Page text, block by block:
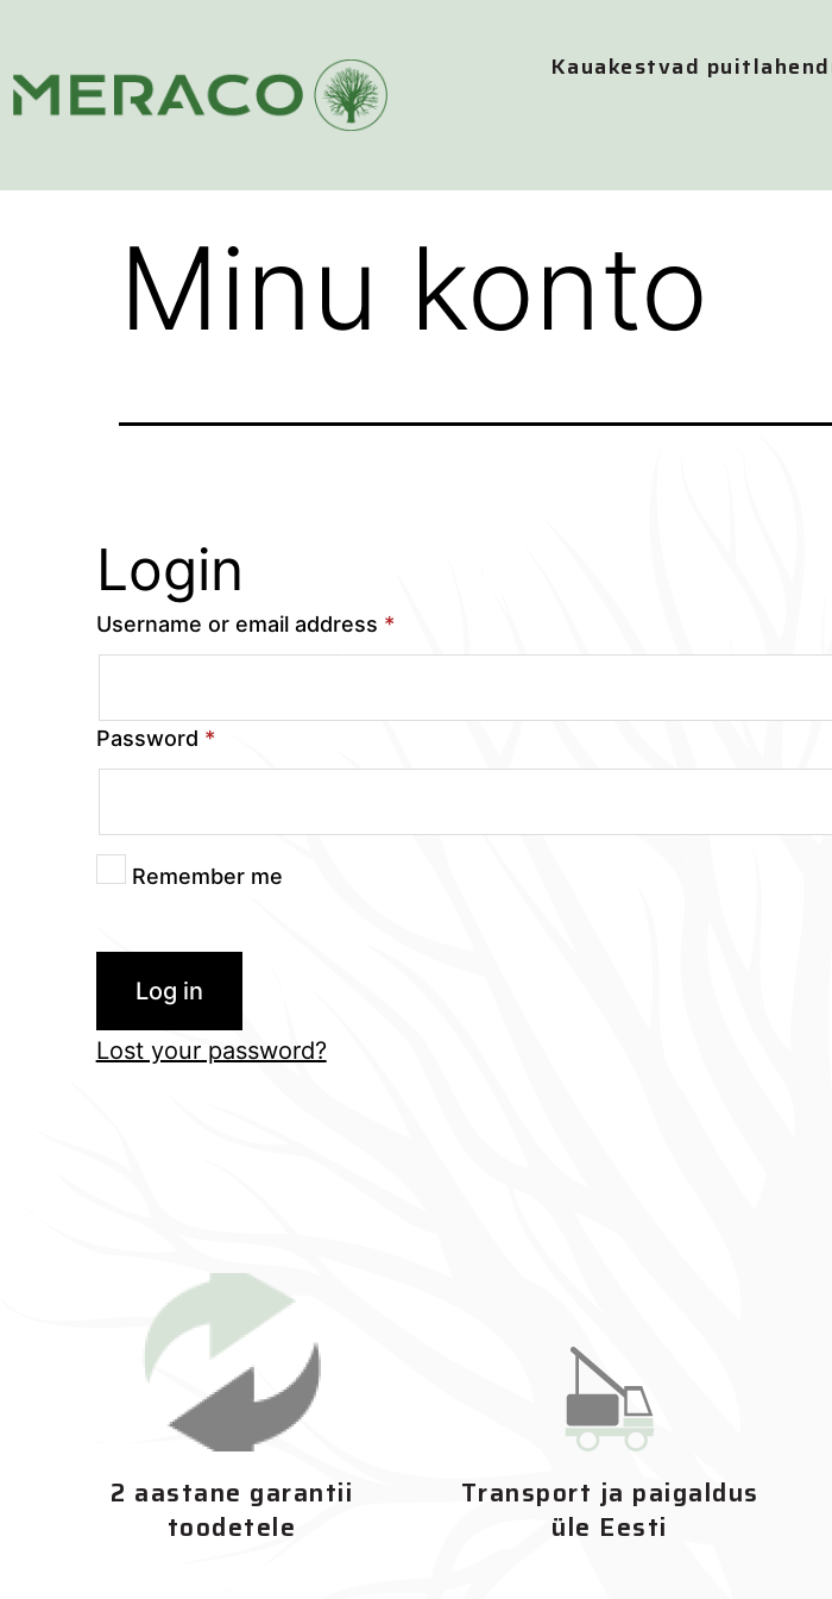
Kauakestvad
Minu konto
Login
Username or email address *
Password *
Remember me
Log in
Lost your password?
2 aastane garantii
toodetele
Transport ja paigaldus
üle Eesti